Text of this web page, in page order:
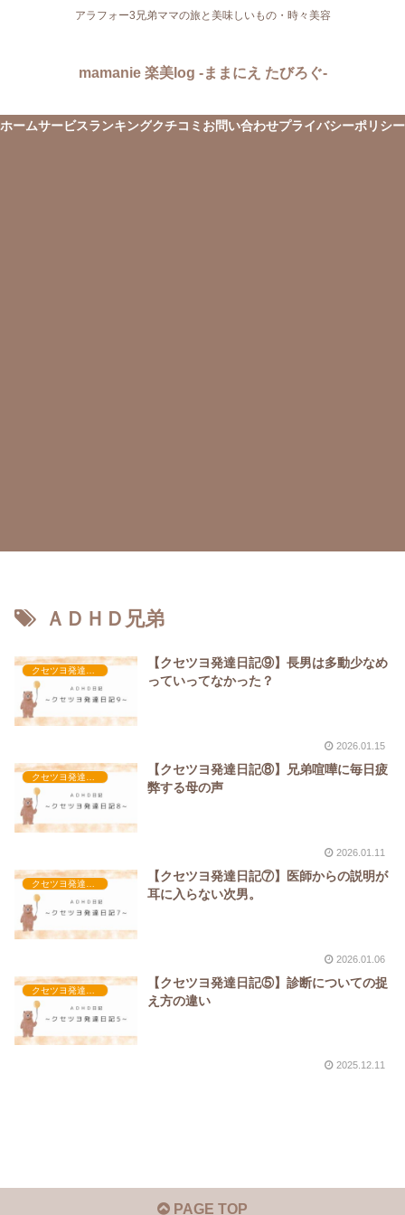
アラフォー3兄弟ママの旅と美味しいもの・時々美容
mamanie 楽美log -ままにえ たびろぐ-
ホームサービスランキングクチコミ お問い合わせプライバシーポリシー
ＡＤＨＤ兄弟
クセツヨ発達日記
【クセツヨ発達日記⑨】長男は多動少なめ
っていってなかった？
2026.01.15
【クセツヨ発達日記⑧】兄弟喧嘩に毎日疲
弊する母の声
2026.01.11
【クセツヨ発達日記⑦】医師からの説明が
耳に入らない次男。
2026.01.06
【クセツヨ発達日記⑤】診断についての捉
え方の違い
2025.12.11
PAGE TOP